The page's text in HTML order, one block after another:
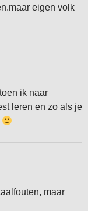
eigen volk
ik naar
leren en zo als je
maar